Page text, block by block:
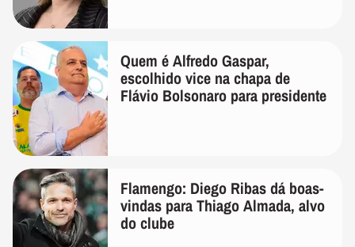
Quem é Alfredo Gaspar,
escolhido vice na chapa de
Flávio Bolsonaro para presidente
Flamengo: Diego Ribas dá boas-
vindas para Thiago Almada, alvo
do clube